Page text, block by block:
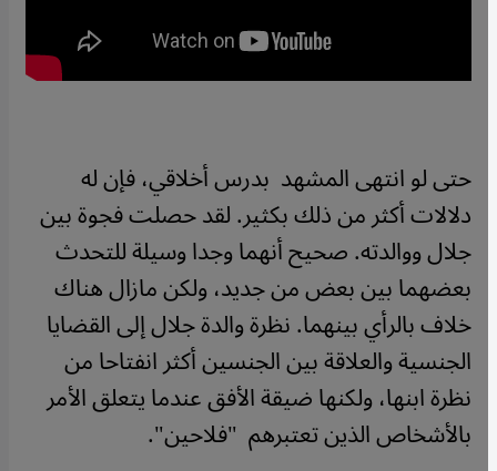
حتى لو انتهى المشهد بدرس أخلاقي، فإن له
دلالات أكثر من ذلك بكثير. لقد حصلت فجوة بين
جلال ووالدته. صحيح أنهما وجدا وسيلة للتحدث
بعضهما بين بعض من جديد، ولكن مازال هناك
خلاف بالرأي بينهما. نظرة والدة جلال إلى القضايا
الجنسية والعلاقة بين الجنسين أكثر انفتاحا من
نظرة ابنها، ولكنها ضيقة الأفق عندما يتعلق الأمر
بالأشخاص الذين تعتبرهم "فلاحين".